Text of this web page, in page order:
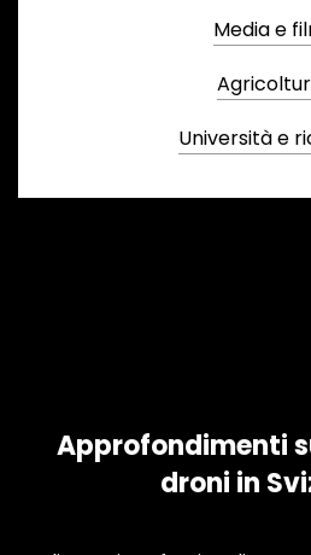
Media e
Università e
Approfondimenti
droni in